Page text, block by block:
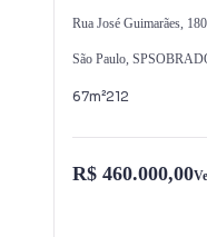
Rua José Guimarães, 180
São Paulo, SPSOBRADO FRONTAL , SENDO 2
67m²212
R$ 460.000,00